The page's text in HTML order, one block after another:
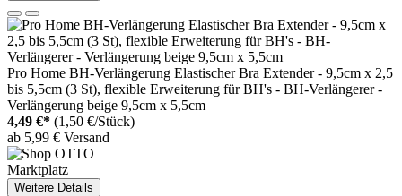
Pro Home BH-Verlängerung Elastischer Bra Extender - 9,5cm x 2,5
bis 5,5cm (3 St), flexible Erweiterung für BH's - BH-Verlängerer -
Verlängerung beige 9,5cm x 5,5cm
4,49 €* (1,50 €/Stück)
ab 5,99 € Versand
Marktplatz
Weitere Details